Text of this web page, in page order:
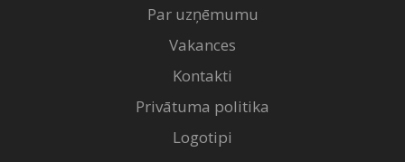
Par uzņēmumu
Vakances
Kontakti
Privātuma politika
Logotipi